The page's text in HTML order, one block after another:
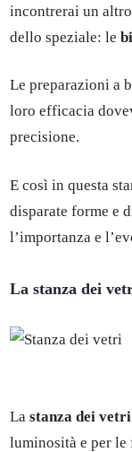
incontrerai un
dello speziale: le
Le preparazioni a
loro efficacia
precisione.
E così in questa
disparate forme e
l’importanza e
La stanza dei
La stanza dei vetri
luminosità e per le